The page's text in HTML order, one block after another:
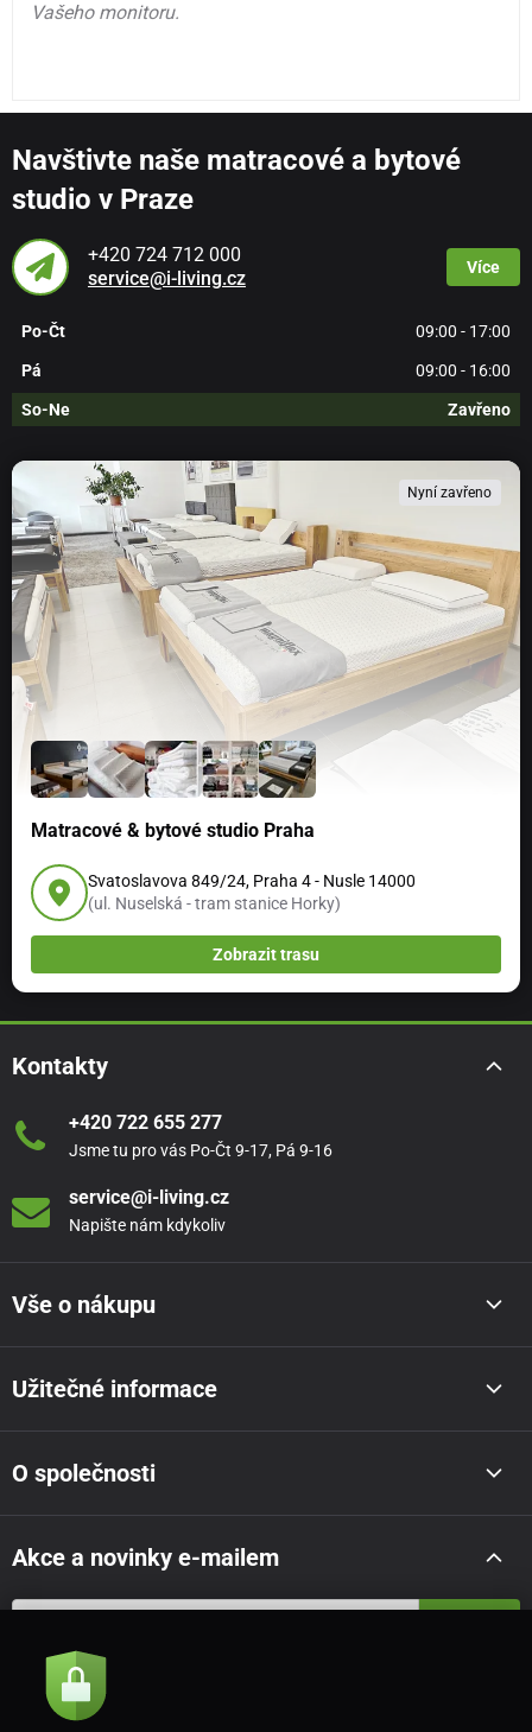
Vašeho monitoru.
Navštivte naše matracové a bytové
studio v Praze
+420 724 712 000
service@i-living.cz
Více
Po-Čt 09:00 - 17:00
Pá 09:00 - 16:00
So-Ne Zavřeno
Nyní zavřeno
Matracové & bytové studio Praha
Svatoslavova 849/24, Praha 4 - Nusle 14000
(ul. Nuselská - tram stanice Horky)
Zobrazit trasu
Kontakty
+420 722 655 277
Jsme tu pro vás Po-Čt 9-17, Pá 9-16
service@i-living.cz
Napište nám kdykoliv
Vše o nákupu
Užitečné informace
O společnosti
Akce a novinky e-mailem
Souhlasím se